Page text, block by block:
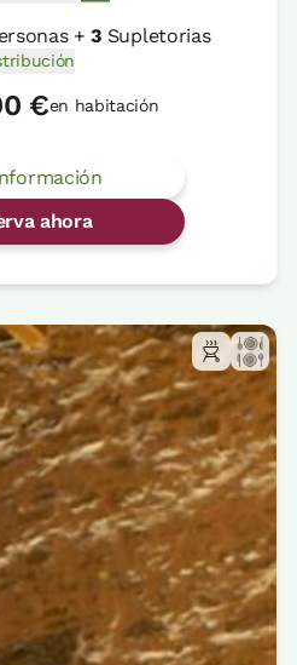
+3 Supletorias
€en habitación
ahora